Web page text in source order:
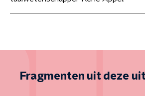
Fragmenten uit deze